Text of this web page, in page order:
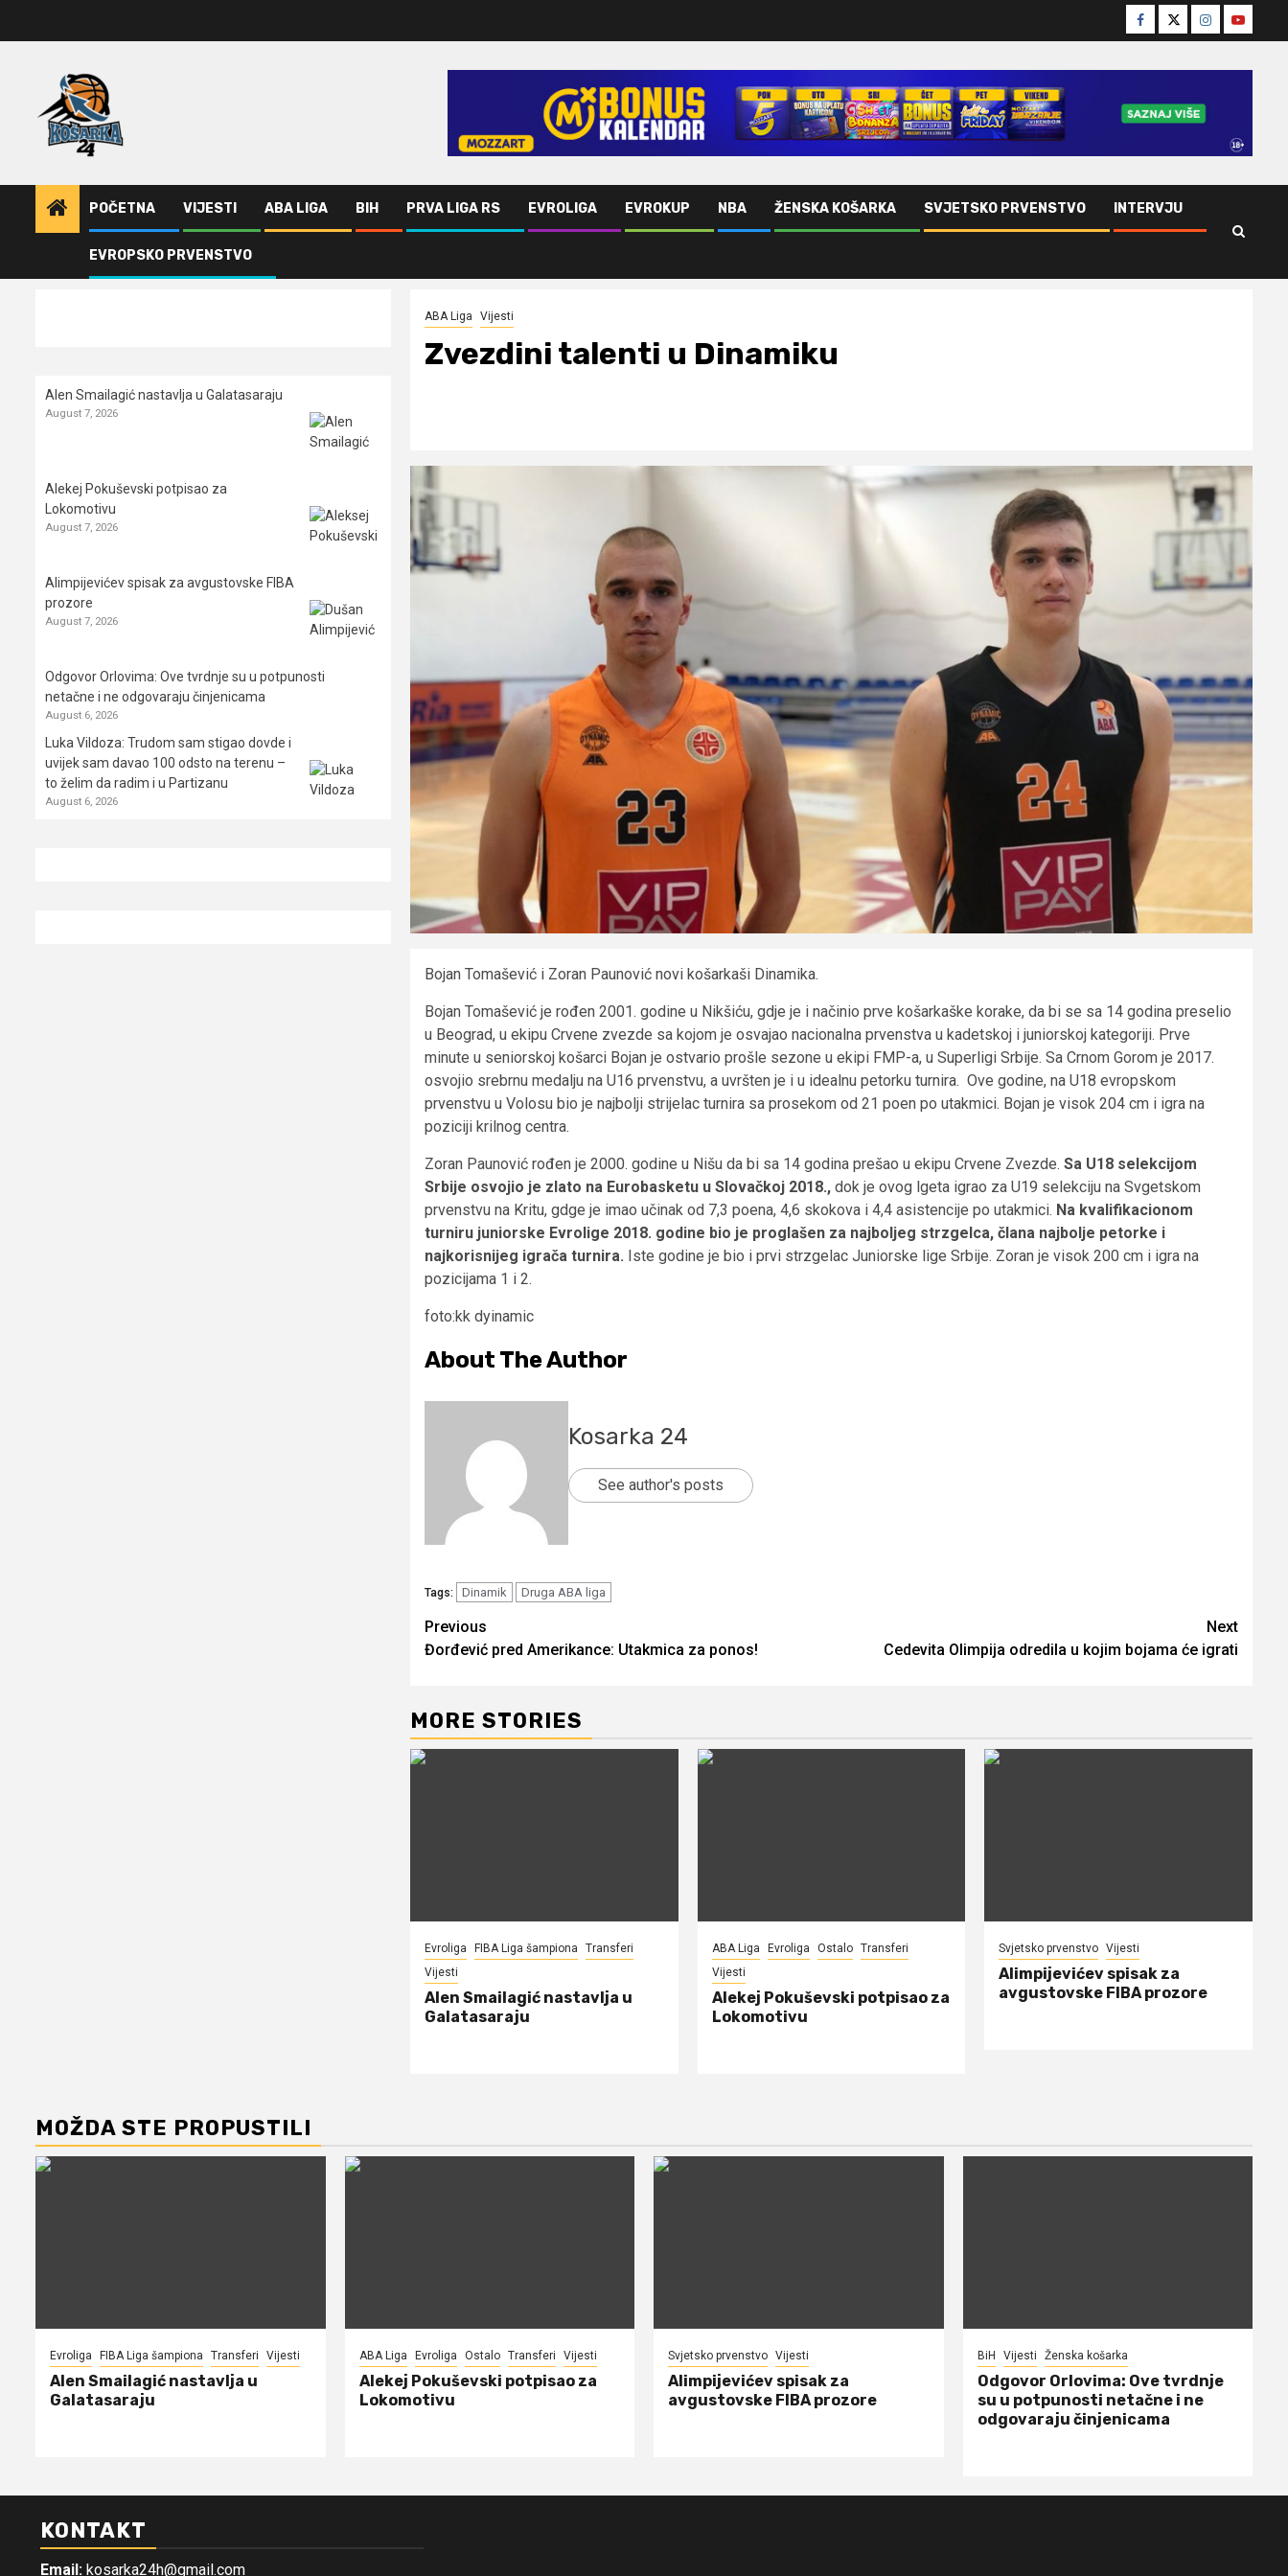
Facebook
TwitterInstagram
Youtube
POČETNA VIJESTI ABA LIGA BIH PRVA LIGA RS EVROLIGA EVROKUP NBA ŽENSKA KOŠARKA SVJETSKO PRVENSTVO INTERVJU
EVROPSKO PRVENSTVO
ABA Liga Zvezdini talenti u Dinamiku
ABA Liga Vijesti
Zvezdini talenti u Dinamiku
Bojan Tomašević i Zoran Paunović novi košarkaši Dinamika.
Bojan Tomašević je rođen 2001. godine u Nikšiću, gdje je i načinio prve košarkaške korake, da bi se sa 14 godina preselio
u Beograd, u ekipu Crvene zvezde sa kojom je osvajao nacionalna prvenstva u kadetskoj i juniorskoj kategoriji. Prve
minute u seniorskoj košarci Bojan je ostvario prošle sezone u ekipi FMP-a, u Superligi Srbije. Sa Crnom Gorom je 2017.
osvojio srebrnu medalju na U16 prvenstvu, a uvršten je i u idealnu petorku turnira. Ove godine, na U18 evropskom
prvenstvu u Volosu bio je najbolji strijelac turnira sa prosekom od 21 poen po utakmici. Bojan je visok 204 cm i igra na
poziciji krilnog centra.
Zoran Paunović rođen je 2000. godine u Nišu da bi sa 14 godina prešao u ekipu Crvene Zvezde. Sa U18 selekcijom
Srbije osvojio je zlato na Eurobasketu u Slovačkoj 2018., dok je ovog lgeta igrao za U19 selekciju na Svgetskom
prvenstvu na Kritu, gdge je imao učinak od 7,3 poena, 4,6 skokova i 4,4 asistencije po utakmici. Na kvalifikacionom
turniru juniorske Evrolige 2018. godine bio je proglašen za najboljeg strzgelca, člana najbolje petorke i
najkorisnijeg igrača turnira. Iste godine je bio i prvi strzgelac Juniorske lige Srbije. Zoran je visok 200 cm i igra na
pozicijama 1 i 2.
foto:kk dyinamic
About The Author
Kosarka 24
See author's posts
Tags: Dinamik Druga ABA liga
Continue
Reading
Previous
Đorđević pred Amerikance: Utakmica za ponos!
Next
Cedevita Olimpija odredila u kojim bojama će igrati
MORE STORIES
Evroliga FIBA Liga šampiona
Transferi
Vijesti
Alen Smailagić nastavlja u
Galatasaraju
ABA Liga Evroliga Ostalo Transferi
Vijesti
Alekej Pokuševski potpisao za
Lokomotivu
Svjetsko prvenstvo Vijesti
Alimpijevićev spisak za
avgustovske FIBA prozore
Alen Smailagić nastavlja u Galatasaraju
August 7, 2026
Alekej Pokuševski potpisao za
Lokomotivu
August 7, 2026
Alimpijevićev spisak za avgustovske FIBA
prozore
August 7, 2026
Odgovor Orlovima: ​Ove tvrdnje su u potpunosti
netačne i ne odgovaraju činjenicama
August 6, 2026
Luka Vildoza: Trudom sam stigao dovde i
uvijek sam davao 100 odsto na terenu –
to želim da radim i u Partizanu
August 6, 2026
MOŽDA STE PROPUSTILI
Evroliga FIBA Liga šampiona Transferi Vijesti
Alen Smailagić nastavlja u
Galatasaraju
ABA Liga Evroliga Ostalo Transferi Vijesti
Alekej Pokuševski potpisao za
Lokomotivu
Svjetsko prvenstvo Vijesti
Alimpijevićev spisak za
avgustovske FIBA prozore
BiH Vijesti Ženska košarka
Odgovor Orlovima: ​Ove tvrdnje
su u potpunosti netačne i ne
odgovaraju činjenicama
KONTAKT
Email: kosarka24h@gmail.com